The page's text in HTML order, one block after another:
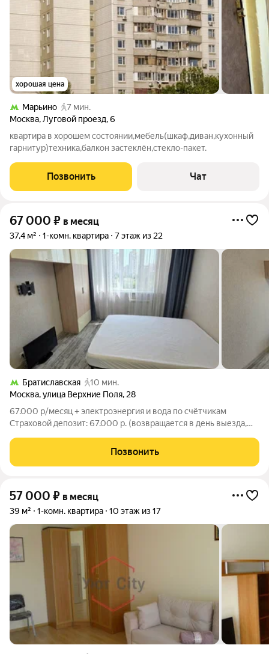
хорошая цена
Марьино
7 мин.
Москва, Луговой проезд,6
квартира в хорошем состоянии,мебель(шкаф,диван,кухонный
гарнитур)техника,балкон застеклён,стекло-пакет.
Позвонить Чат
67 000 ₽ в месяц
37,4 м² 1-комн. квартира 7 этаж из 22
Братиславская
10 мин.
Москва,улица Верхние Поля, 28
67.000 р/месяц + электроэнергия и вода по счётчикам
Страховой депозит: 67.000 р. (возвращается в день выезда,
заселении Качественный ремонт Современная мебель и
бытовая техника КОНДИЦИОНЕР
Позвонить
57 000 ₽ в месяц
39 м² 1-комн. квартира 10 этаж из 17